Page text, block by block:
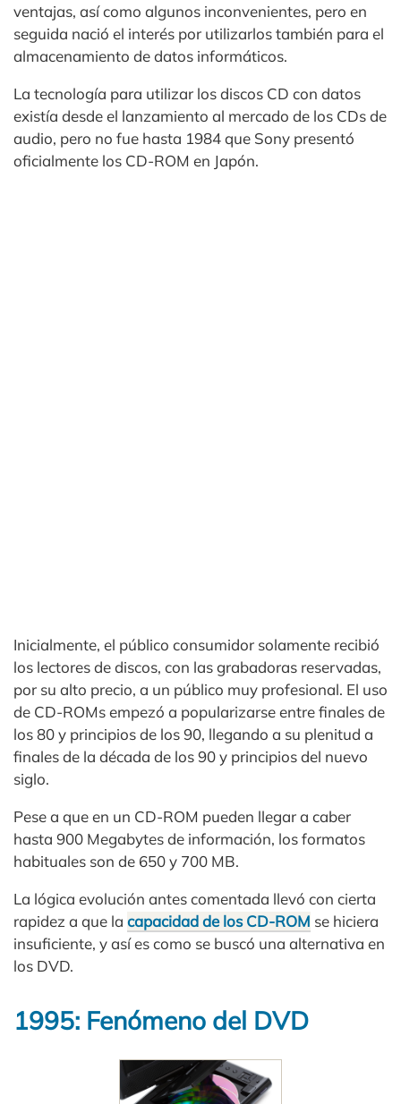
ventajas, así como algunos inconvenientes, pero en
seguida nació el interés por utilizarlos también para el
almacenamiento de datos informáticos.
La tecnología para utilizar los discos CD con datos
existía desde el lanzamiento al mercado de los CDs de
audio, pero no fue hasta 1984 que Sony presentó
oficialmente los CD-ROM en Japón.
Inicialmente, el público consumidor solamente recibió
los lectores de discos, con las grabadoras reservadas,
por su alto precio, a un público muy profesional. El uso
de CD-ROMs empezó a popularizarse entre finales de
los 80 y principios de los 90, llegando a su plenitud a
finales de la década de los 90 y principios del nuevo
siglo.
Pese a que en un CD-ROM pueden llegar a caber
hasta 900 Megabytes de información, los formatos
habituales son de 650 y 700 MB.
La lógica evolución antes comentada llevó con cierta
rapidez a que la capacidad de los CD-ROM se hiciera
insuficiente, y así es como se buscó una alternativa en
los DVD.
1995: Fenómeno del DVD